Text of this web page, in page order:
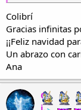
Colibrí
Gracias infinitas
¡¡Feliz navidad
Un abrazo con
Ana
C
i